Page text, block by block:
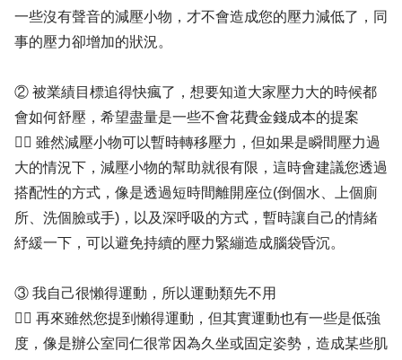
一些沒有聲音的減壓小物，才不會造成您的壓力減低了，同
事的壓力卻增加的狀況。
② 被業績目標追得快瘋了，想要知道大家壓力大的時候都
會如何舒壓，希望盡量是一些不會花費金錢成本的提案
✍🏻 雖然減壓小物可以暫時轉移壓力，但如果是瞬間壓力過
大的情況下，減壓小物的幫助就很有限，這時會建議您透過
搭配性的方式，像是透過短時間離開座位(倒個水、上個廁
所、洗個臉或手)，以及深呼吸的方式，暫時讓自己的情緒
紓緩一下，可以避免持續的壓力緊繃造成腦袋昏沉。
③ 我自己很懶得運動，所以運動類先不用
✍🏻 再來雖然您提到懶得運動，但其實運動也有一些是低強
度，像是辦公室同仁很常因為久坐或固定姿勢，造成某些肌